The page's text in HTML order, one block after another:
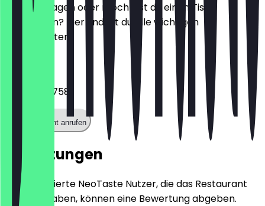
Hast du Fragen oder möchtest du einen Tisch
reservieren? Hier findest du alle wichtigen
Kontaktdaten.
03456867758
Restaurant anrufen
Bewertungen
Nur registrierte NeoTaste Nutzer, die das Restaurant
besucht haben, können eine Bewertung abgeben.